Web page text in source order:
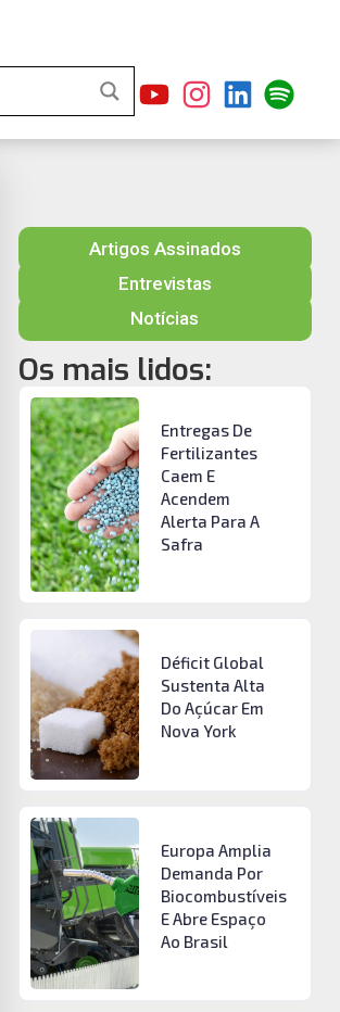
Artigos Assinados
Entrevistas
Notícias
Os mais lidos:
Entregas De
Fertilizantes
Caem E
Acendem
Alerta Para A
Safra
Déficit Global
Sustenta Alta
Do Açúcar Em
Nova York
Europa Amplia
Demanda Por
Biocombustíveis
E Abre Espaço
Ao Brasil